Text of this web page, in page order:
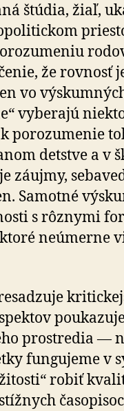
štúdia, žiaľ,
že rovnosť
vo
vyberajú
porozumenie
detstve a v
záujmy,
Samotné
s rôznymi
neúmerne
prostredia —
fungujeme v
robiť